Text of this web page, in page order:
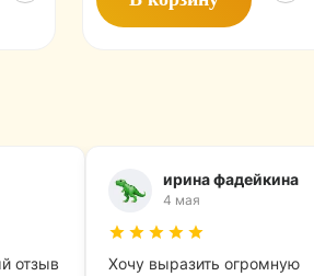
отзыв
ирина фадейкина
4 мая
Хочу выразить огромную